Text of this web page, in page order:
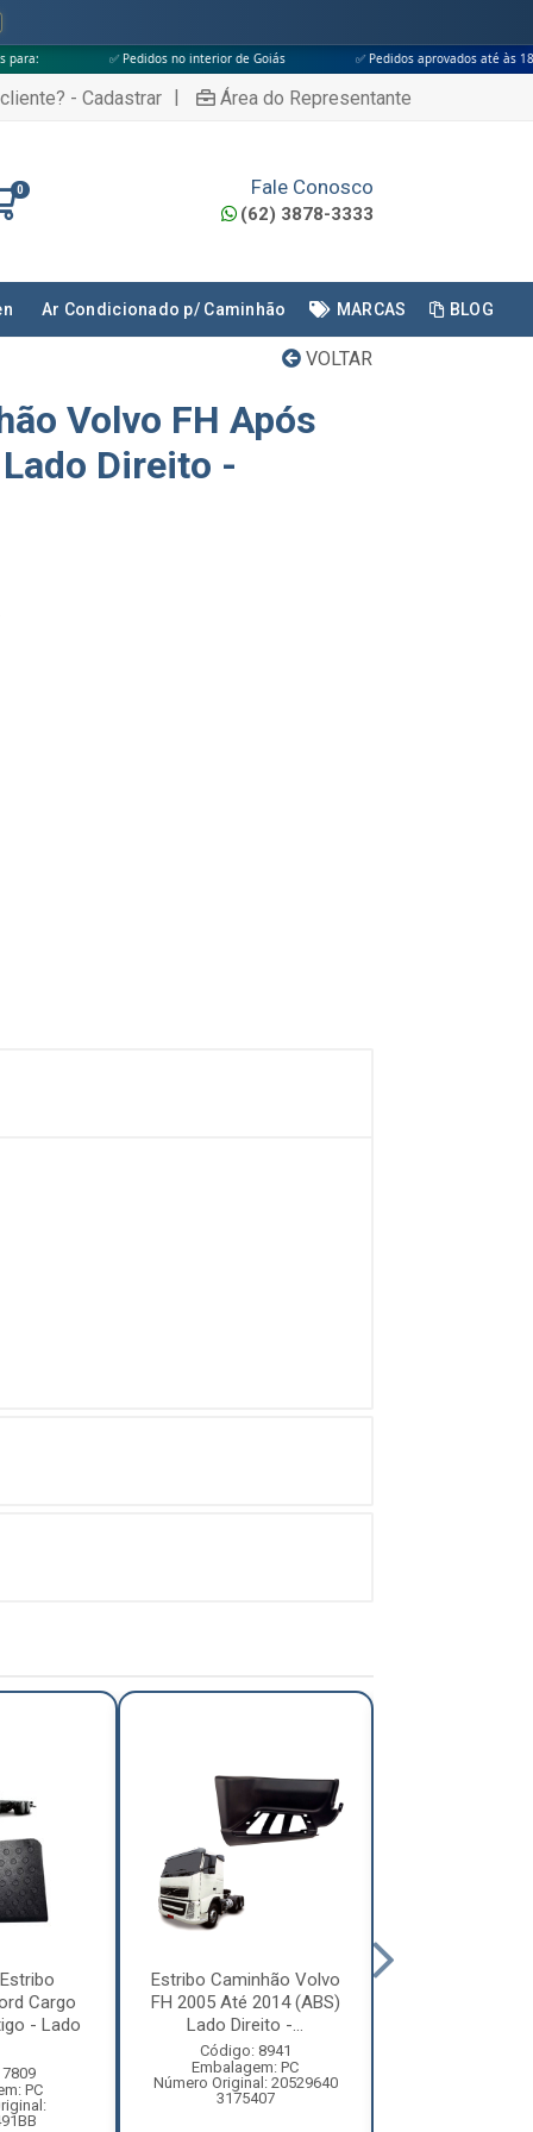
Pedidos no interior de Goiás ✅ Pedidos aprovados até às 18h ✅
- Cadastrar | Área do Representante
0 Fale Conosco
(62) 3878-3333
Ar Condicionado p/ Caminhão MARCAS BLOG
VOLTAR
Volvo FH Após
Direito -
Cargo
- Lado
PC
Estribo Caminhão Volvo
FH 2005 Até 2014 (ABS)
Lado Direito -...
Código: 8941
Embalagem: PC
Número Original: 20529640
3175407